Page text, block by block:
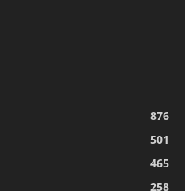
876
501
465
258